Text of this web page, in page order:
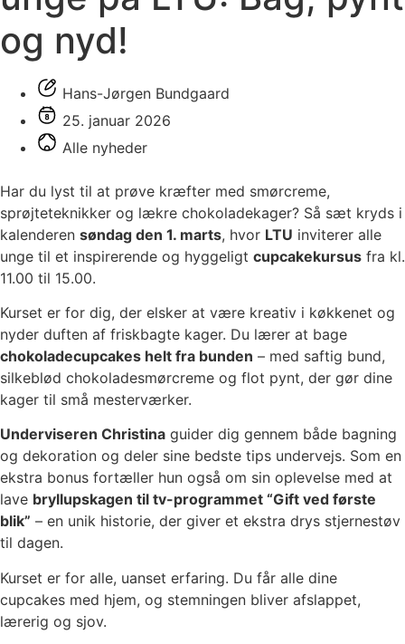
og nyd!
Hans-Jørgen Bundgaard
25. januar 2026
Alle nyheder
Har du lyst til at prøve kræfter med smørcreme,
sprøjteteknikker og lækre chokoladekager? Så sæt kryds i
kalenderen søndag den 1. marts, hvor LTU inviterer alle
unge til et inspirerende og hyggeligt cupcakekursus fra kl.
11.00 til 15.00.
Kurset er for dig, der elsker at være kreativ i køkkenet og
nyder duften af friskbagte kager. Du lærer at bage
chokoladecupcakes helt fra bunden – med saftig bund,
silkeblød chokoladesmørcreme og flot pynt, der gør dine
kager til små mesterværker.
Underviseren Christina guider dig gennem både bagning
og dekoration og deler sine bedste tips undervejs. Som en
ekstra bonus fortæller hun også om sin oplevelse med at
lave bryllupskagen til tv-programmet “Gift ved første
blik” – en unik historie, der giver et ekstra drys stjernestøv
til dagen.
Kurset er for alle, uanset erfaring. Du får alle dine
cupcakes med hjem, og stemningen bliver afslappet,
lærerig og sjov.